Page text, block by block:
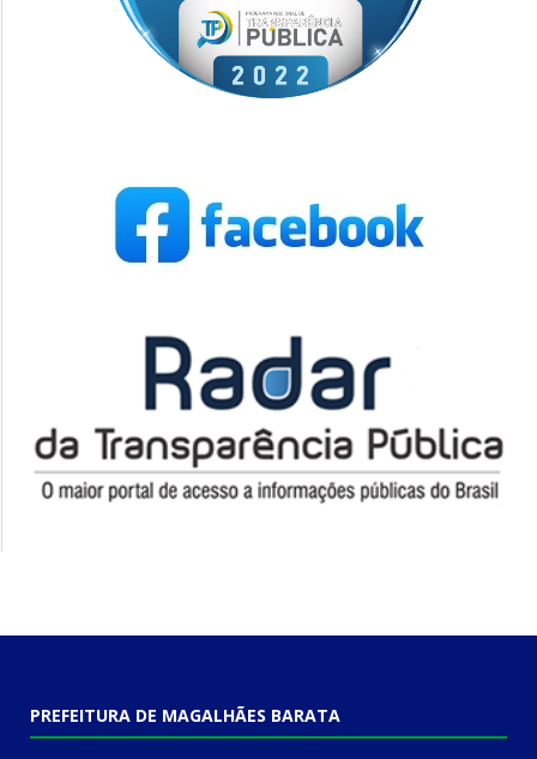
PREFEITURA DE MAGALHÃES BARATA